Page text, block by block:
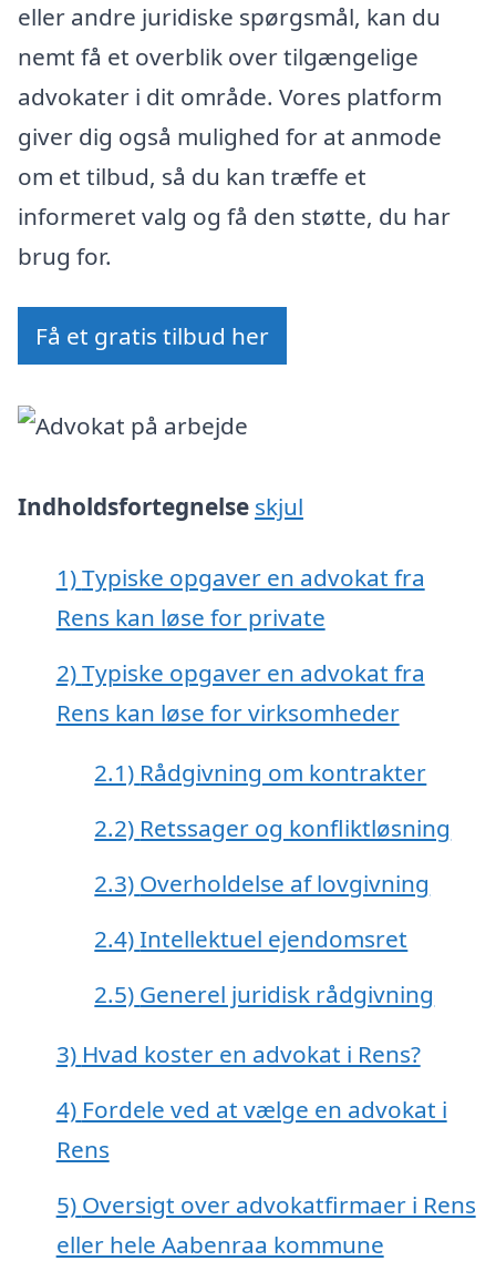
eller andre juridiske spørgsmål, kan du
nemt få et overblik over tilgængelige
advokater i dit område. Vores platform
giver dig også mulighed for at anmode
om et tilbud, så du kan træffe et
informeret valg og få den støtte, du har
brug for.
Få et gratis tilbud her
Indholdsfortegnelse skjul
1)Typiske opgaver en advokat fra
Rens kan løse for private
2)Typiske opgaver en advokat fra
Rens kan løse for virksomheder
2.1) Rådgivning om kontrakter
2.2) Retssager og konfliktløsning
2.3) Overholdelse af lovgivning
2.4)Intellektuel ejendomsret
2.5) Generel juridisk rådgivning
3) Hvad koster en advokat i Rens?
4) Fordele ved at vælge en advokat i
Rens
5) Oversigt over advokatfirmaer i Rens
eller hele Aabenraa kommune